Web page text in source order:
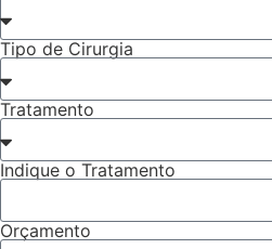
Tipo de Cirurgia
Tratamento
Indique o Tratamento
Orçamento